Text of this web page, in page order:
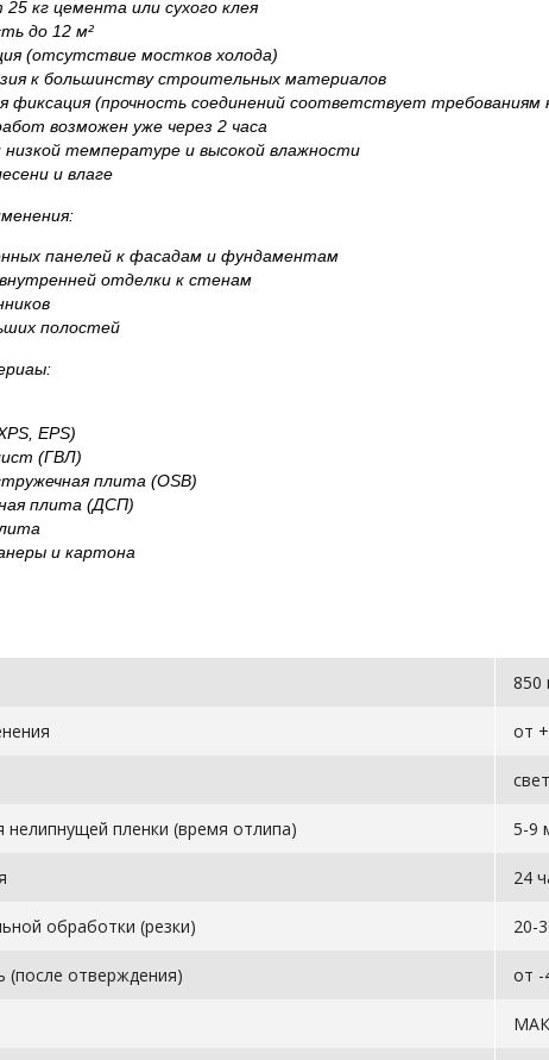
кг цемента или сухого клея
до 12 м²
(отсутствие мостков холода)
к большинству строительных материалов
фиксация (прочность соединений соответствует
возможен уже через 2 часа
низкой температуре и высокой влажности
и влаге
панелей к фасадам и фундаментам
отделки к стенам
полостей
EPS)
(ГВЛ)
плита (OSB)
плита (ДСП)
и картона
850
от
пленки (время отлипа) 5-9
24
обработки (резки) 20-
(после отверждения) от -